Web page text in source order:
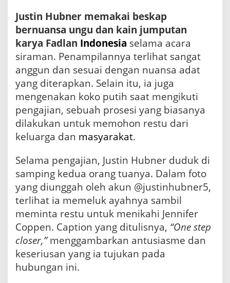
r
i
I
i
Justin Hubner memakai beskap
bernuansa ungu dan kain jumputan
karya Fadlan Indonesia selama acara
siraman. Penampilannya terlihat sangat
anggun dan sesuai dengan nuansa adat
yang diterapkan. Selain itu, ia juga
mengenakan koko putih saat mengikuti
pengajian, sebuah prosesi yang biasanya
dilakukan untuk memohon restu dari
keluarga dan masyarakat.
Selama pengajian, Justin Hubner duduk di
samping kedua orang tuanya. Dalam foto
yang diunggah oleh akun @justinhubner5,
terlihat ia memeluk ayahnya sambil
meminta restu untuk menikahi Jennifer
Coppen. Caption yang ditulisnya, “One step
closer,”menggambarkan antusiasme dan
keseriusan yang ia tujukan pada
hubungan ini.